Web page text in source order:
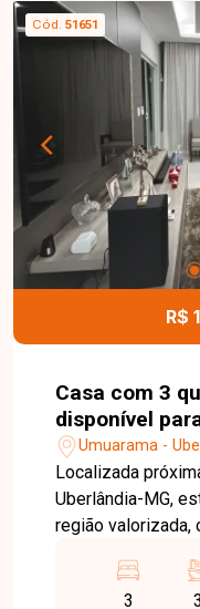
ainda com espaço
descobertas. Uma excelente oportunidade para
quem busca
com ótimo
conhecer seu novo
Cód. 51651
R$
Casa com 3
disponível
Umuarama
Umuarama -
Localizada
Uberlândia-MG,
região valorizada,
proximidade
3 3